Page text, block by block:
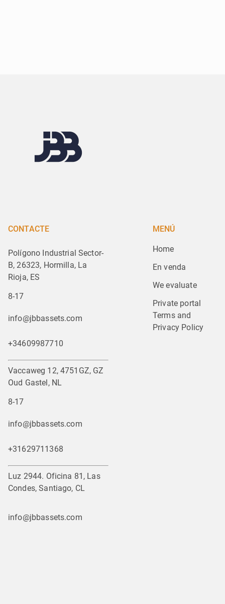
CONTACTE
Polígono Industrial Sector-
B, 26323, Hormilla, La
Rioja, ES
8-17
info@jbbassets.com
+34609987710
Vaccaweg 12, 4751GZ, GZ
Oud Gastel, NL
8-17
info@jbbassets.com
+31629711368
Luz 2944. Oficina 81, Las
Condes, Santiago, CL
info@jbbassets.com
MENÚ
Home
En venda
We evaluate
Private portal
Terms and
Privacy Policy